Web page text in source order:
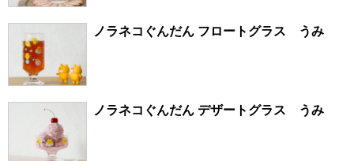
ノラネコぐんだん フロートグラス うみ
ノラネコぐんだん デザートグラス うみ